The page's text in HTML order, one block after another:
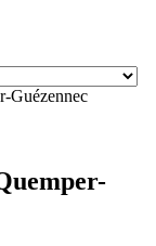
Guézennec